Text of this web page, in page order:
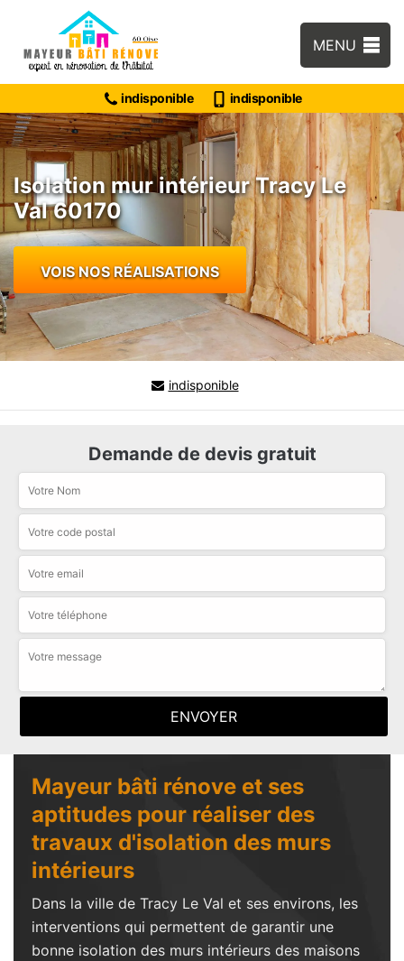
MENU
indisponible indisponible
Isolation mur intérieur Tracy Le
Val 60170
VOIS NOS RÉALISATIONS
indisponible
Demande de devis gratuit
Mayeur bâti rénove et ses
aptitudes pour réaliser des
travaux d'isolation des murs
intérieurs
Dans la ville de Tracy Le Val et ses environs, les
interventions qui permettent de garantir une
bonne isolation des murs intérieurs des maisons